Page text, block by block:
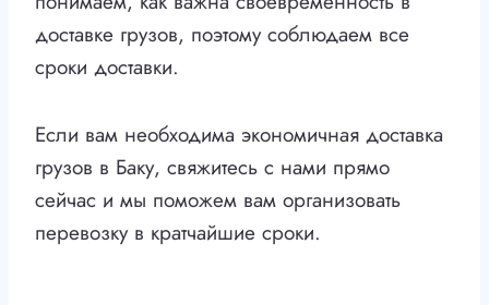
доставке грузов, поэтому соблюдаем все
сроки доставки.
Если вам необходима экономичная доставка
грузов в Баку, свяжитесь с нами прямо
сейчас и мы поможем вам организовать
перевозку в кратчайшие сроки.